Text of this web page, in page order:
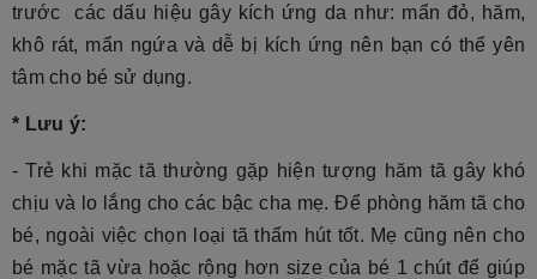
trước các dấu hiệu gây kích ứng da như: mẩn đỏ, hăm,
khô rát, mẩn ngứa và dễ bị kích ứng nên bạn có thể yên
tâm cho bé sử dụng.
* Lưu ý:
-Trẻ khi mặc tã thường gặp hiện tượng hăm tã gây khó
chịu và lo lắng cho các bậc cha mẹ. Để phòng hăm tã cho
bé, ngoài việc chọn loại tã thấm hút tốt. Mẹ cũng nên cho
bé mặc tã vừa hoặc rộng hơn size của bé 1 chút để giúp